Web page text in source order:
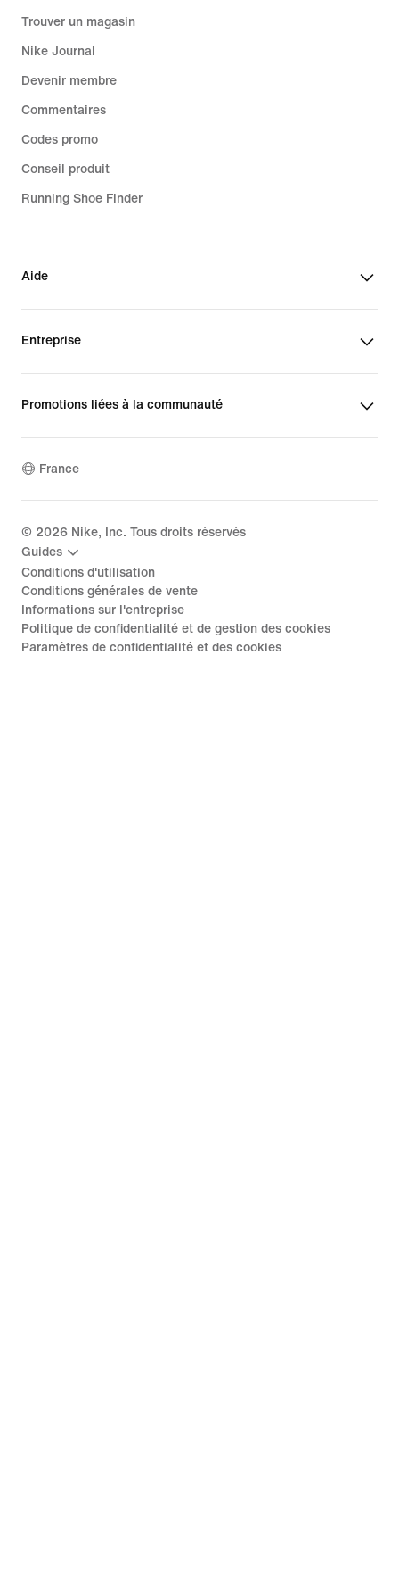
Trouver un magasin
Nike Journal
Devenir membre
Commentaires
Codes promo
Conseil produit
Running Shoe Finder
Aide
Entreprise
Promotions liées à la communauté
France
© 2026 Nike, Inc. Tous droits réservés
Guides
Conditions d'utilisation
Conditions générales de vente
Informations sur l'entreprise
Politique de confidentialité et de gestion des cookies
Paramètres de confidentialité et des cookies